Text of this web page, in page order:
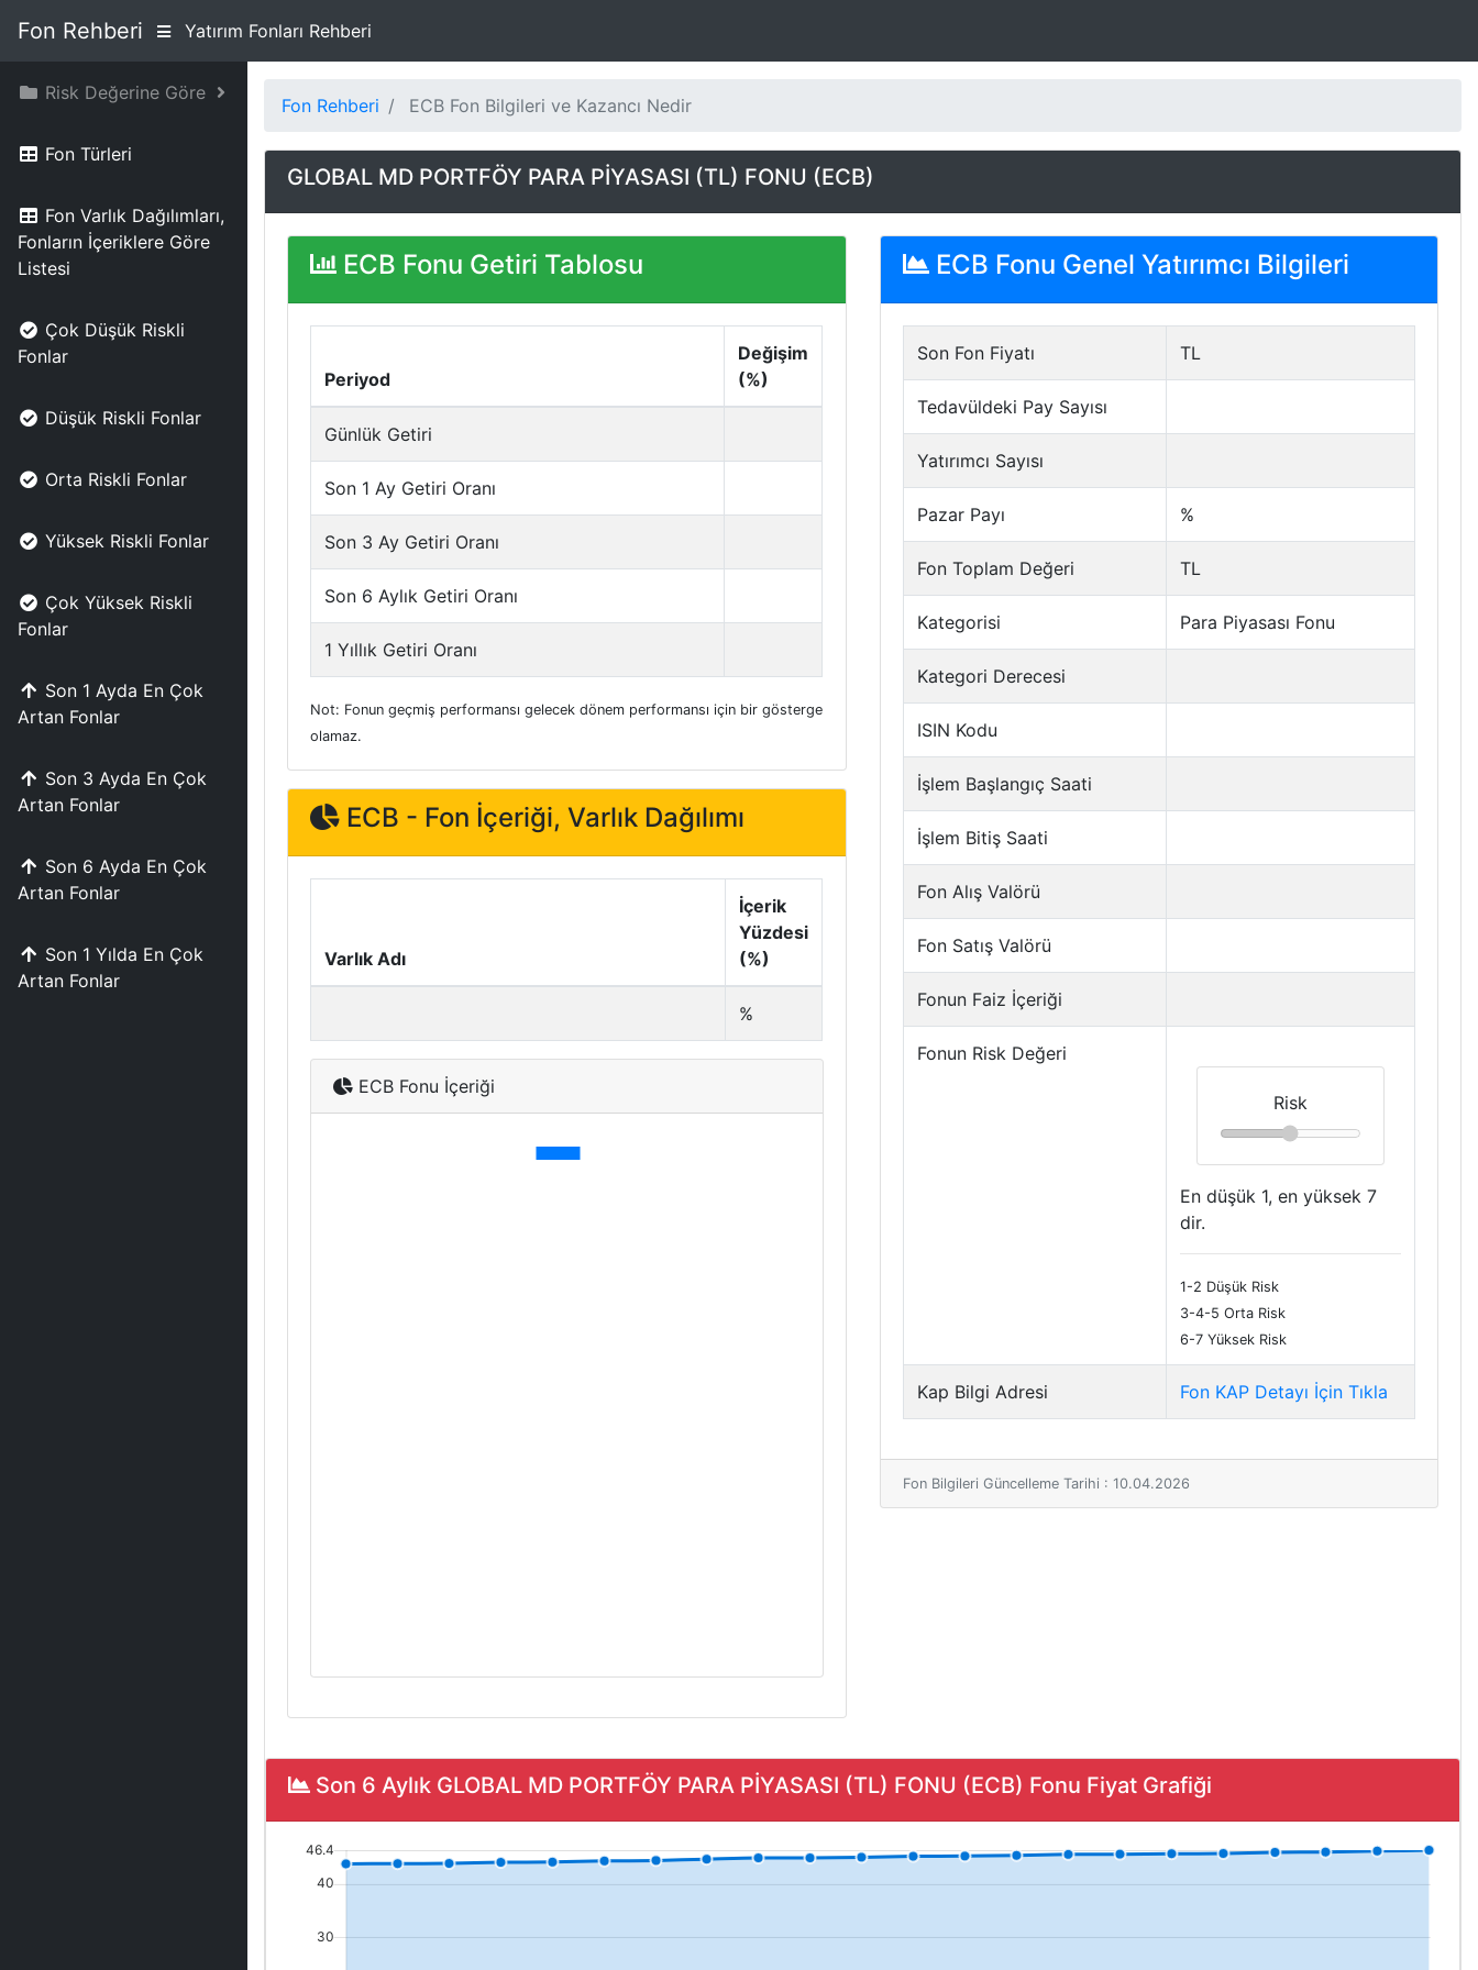
Fon Rehberi Yatırım Fonları Rehberi
Risk Değerine Göre
Fon Türleri
Fon Varlık Dağılımları,
Fonların İçeriklere Göre
Listesi
Çok Düşük Riskli
Fonlar
Düşük Riskli Fonlar
Orta Riskli Fonlar
Yüksek Riskli Fonlar
Çok Yüksek Riskli
Fonlar
Son 1 Ayda En Çok
Artan Fonlar
Son 3 Ayda En Çok
Artan Fonlar
Son 6 Ayda En Çok
Artan Fonlar
Son 1 Yılda En Çok
Artan Fonlar
Fon Rehberi ECB Fon Bilgileri ve Kazancı Nedir
GLOBAL MD PORTFÖY PARA PİYASASI (TL) FONU (ECB)
ECB Fonu Getiri Tablosu
Periyod
Değişim
(%)
Günlük Getiri
Son 1 Ay Getiri Oranı
Son 3 Ay Getiri Oranı
Son 6 Aylık Getiri Oranı
1 Yıllık Getiri Oranı
Not: Fonun geçmiş performansı gelecek dönem performansı için bir gösterge
olamaz.
ECB - Fon İçeriği, Varlık Dağılımı
Varlık Adı
İçerik
Yüzdesi
(%)
%
ECB Fonu İçeriği
ECB Fonu Genel Yatırımcı Bilgileri
Son Fon Fiyatı TL
Tedavüldeki Pay Sayısı
Yatırımcı Sayısı
Pazar Payı %
Fon Toplam Değeri TL
Kategorisi Para Piyasası Fonu
Kategori Derecesi
ISIN Kodu
İşlem Başlangıç Saati
İşlem Bitiş Saati
Fon Alış Valörü
Fon Satış Valörü
Fonun Faiz İçeriği
Fonun Risk Değeri
Risk
En düşük 1, en yüksek 7
dir.
1-2 Düşük Risk
3-4-5 Orta Risk
6-7 Yüksek Risk
Kap Bilgi Adresi Fon KAP Detayı İçin Tıkla
Fon Bilgileri Güncelleme Tarihi : 10.04.2026
Son 6 Aylık GLOBAL MD PORTFÖY PARA PİYASASI (TL) FONU (ECB) Fonu Fiyat Grafiği